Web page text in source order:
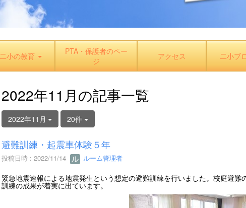
二小の教育
PTA・保護者のペー
ジ
アクセス 二小ブ
2022年11月の記事一覧
2022年11月 20件
避難訓練・起震車体験５年
投稿日時 : 2022/11/14 ルーム管理者
緊急地震速報による地震発生という想定の避難訓練を行いました。校庭避
訓練の成果が着実に出ています。